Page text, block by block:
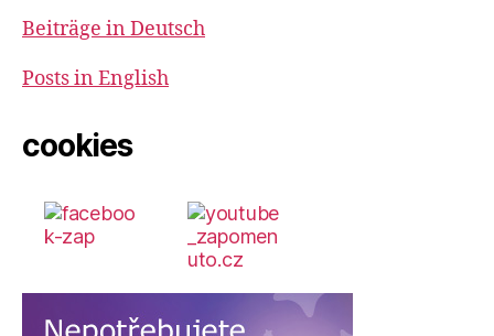
Beiträge in Deutsch
Posts in English
cookies